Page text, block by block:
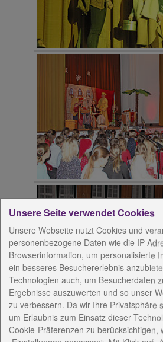
Unsere Seite verwendet Cookies
Unsere Webseite nutzt Cookies und
personenbezogene Daten wie die IP-
Browserinformation, um personalisierte
ein besseres Besuchererlebnis
Technologien auch, um Besucherdaten
Ergebnisse auszuwerten und so unser
zu verbessern. Da wir Ihre Privatsphäre
um Erlaubnis zum Einsatz dieser
Cookie-Präferenzen zu berücksichtigen,